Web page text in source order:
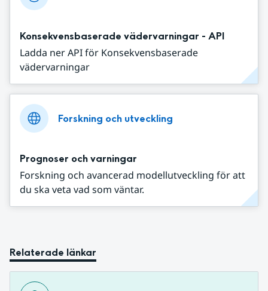
Konsekvensbaserade vädervarningar - API
Ladda ner API för Konsekvensbaserade
vädervarningar
Forskning och utveckling
Prognoser och varningar
Forskning och avancerad modellutveckling för att
du ska veta vad som väntar.
Relaterade länkar